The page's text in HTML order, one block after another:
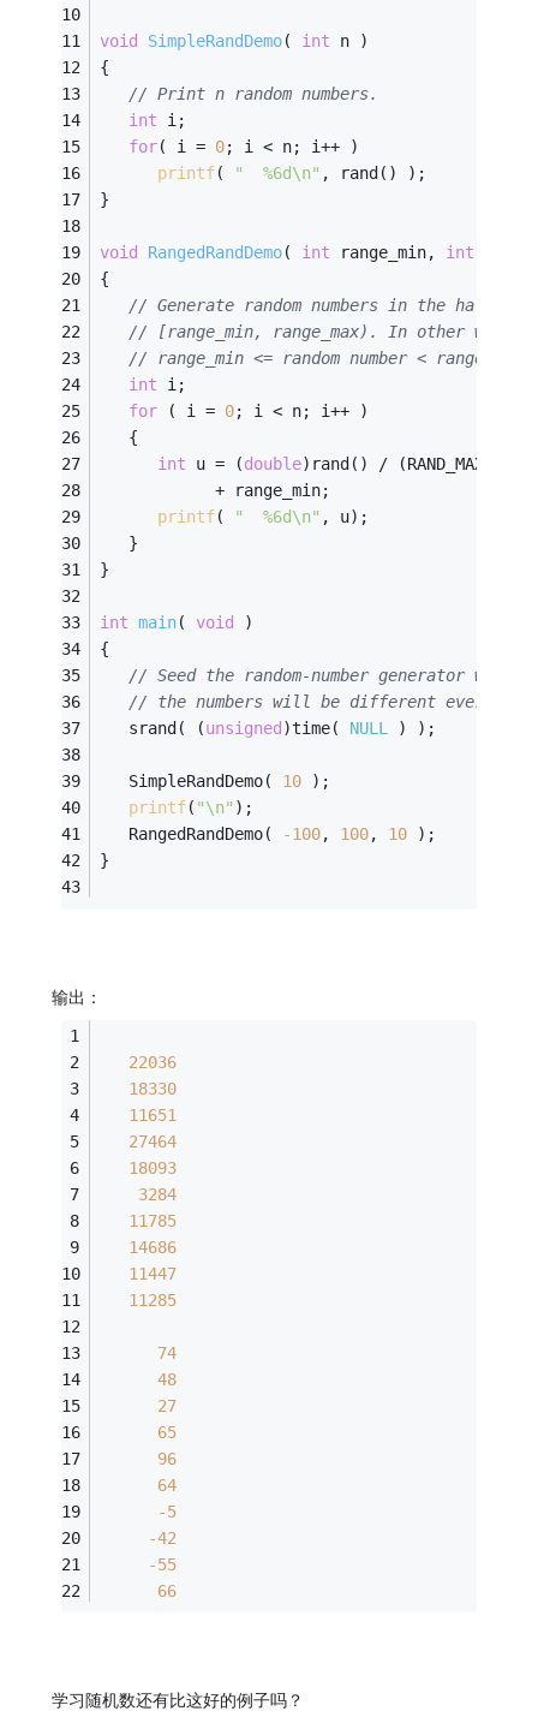
void SimpleRandDemo( int n )
{
// Print n random numbers.
int i;
for( i = 0; i < n; i++ )
printf( "  %6d\n" , rand() );
}
void RangedRandDemo( int range_min, int
{
// Generate random numbers in the half-
// [range_min, range_max). In other words,
// range_min <= random number < range_max
int i;
for ( i = 0; i < n; i++ )
   {
int u = (double)rand() / (RAND_MAX +
            + range_min;
printf( "  %6d\n" , u);
   }
}
int main( void
)
{
// Seed the random-number generator
// the numbers will be different every
   srand( (
unsigned )time( NULL ) );
   SimpleRandDemo(
10 );
printf( "\n" );
   RangedRandDemo(
-100, 100, 10 );
}
输出：
22036
18330
11651
27464
18093
3284
11785
14686
11447
11285
74
48
27
65
96
64
-5
-42
-55
66
学习随机数还有比这好的例子吗？